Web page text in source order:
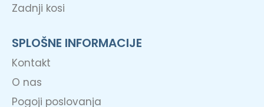
Zadnji kosi
SPLOŠNE INFORMACIJE
Kontakt
O nas
Pogoji poslovanja